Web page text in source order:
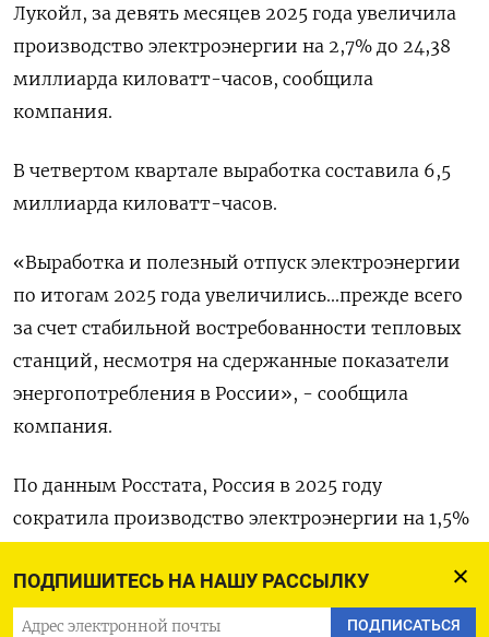
ПОДПИШИТЕСЬ НА НАШУ РАССЫЛКУ
ПОДПИСАТЬСЯ
Лукойл, за девять месяцев ​2025 ​года ​увеличила
производство электроэнергии ⁠на 2,‌7% до ‌24,38
миллиарда киловатт-часов, сообщила ​
компания.
В четвертом ‌квартале выработка составила ​6,5
миллиарда киловатт-‌часов.
«Выработка и полезный отпуск электроэнергии
по ​итогам ​2025 года ‌увеличились...прежде всего ​
за счет стабильной востребованности тепловых
станций, несмотря на сдержанные показатели
энергопотребления в России», - сообщила
компания.
По данным ​Росстата, ⁠Россия в 2025 году
сократила производство ‌электроэнергии на ‌1,5%
Лырчикова)